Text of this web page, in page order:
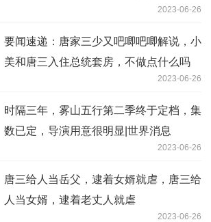
2023-06-26
要闻速递：唐家三少又吧唧吧唧解说，小
美和唐三入住总统套房，不做点什么吗
2023-06-26
时隔三年，雾山五行第二季终于定档，集
数已定，导演用意很明显|世界消息
2023-06-26
唐三给人当岳父，逮着女婿就虐，唐三给
人当女婿，逮着老丈人就虐
2023-06-26